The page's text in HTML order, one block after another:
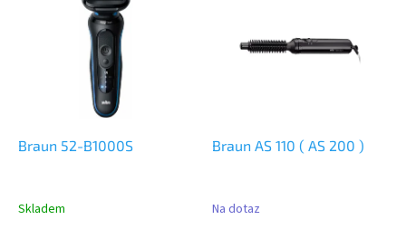
Braun 52-B1000S
Skladem
Braun AS 110 ( AS 200 )
Na dotaz